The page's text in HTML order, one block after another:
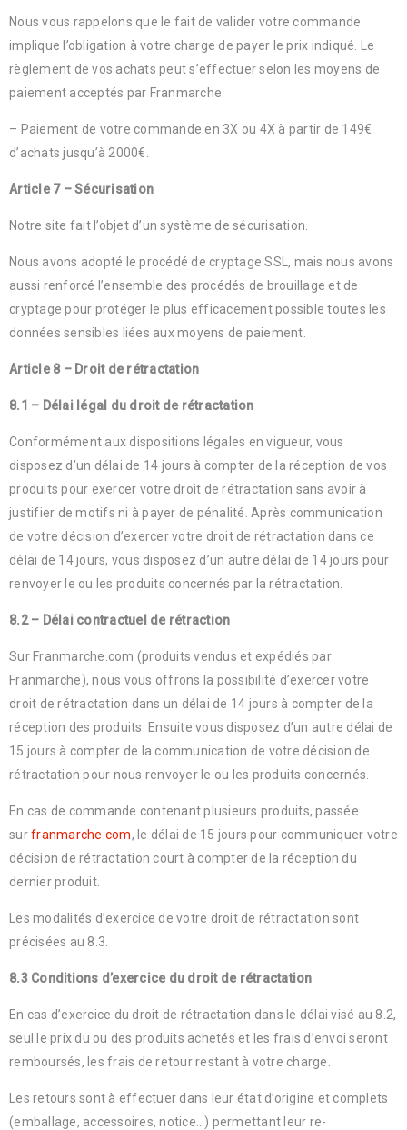
Nous vous rappelons que le fait de valider votre commande
implique l’obligation à votre charge de payer le prix indiqué. Le
règlement de vos achats peut s’effectuer selon les moyens de
paiement acceptés par Franmarche.
– Paiement de votre commande en 3X ou 4X à partir de 149€
d’achats jusqu’à 2000€.
Article 7 – Sécurisation
Notre site fait l’objet d’un système de sécurisation.
Nous avons adopté le procédé de cryptage SSL, mais nous avons
aussi renforcé l’ensemble des procédés de brouillage et de
cryptage pour protéger le plus efficacement possible toutes les
données sensibles liées aux moyens de paiement.
Article 8 – Droit de rétractation
8.1 – Délai légal du droit de rétractation
Conformément aux dispositions légales en vigueur, vous
disposez d’un délai de 14 jours à compter de la réception de vos
produits pour exercer votre droit de rétractation sans avoir à
justifier de motifs ni à payer de pénalité. Après communication
de votre décision d’exercer votre droit de rétractation dans ce
délai de 14 jours, vous disposez d’un autre délai de 14 jours pour
renvoyer le ou les produits concernés par la rétractation.
8.2 – Délai contractuel de rétraction
Sur Franmarche.com (produits vendus et expédiés par
Franmarche), nous vous offrons la possibilité d’exercer votre
droit de rétractation dans un délai de 14 jours à compter de la
réception des produits. Ensuite vous disposez d’un autre délai de
15 jours à compter de la communication de votre décision de
rétractation pour nous renvoyer le ou les produits concernés.
En cas de commande contenant plusieurs produits, passée
surfranmarche.com, le délai de 15 jours pour communiquer votre
décision de rétractation court à compter de la réception du
dernier produit.
Les modalités d’exercice de votre droit de rétractation sont
précisées au 8.3.
8.3 Conditions d’exercice du droit de rétractation
En cas d’exercice du droit de rétractation dans le délai visé au 8.2,
seul le prix du ou des produits achetés et les frais d’envoi seront
remboursés, les frais de retour restant à votre charge.
Les retours sont à effectuer dans leur état d’origine et complets
(emballage, accessoires, notice…) permettant leur re-